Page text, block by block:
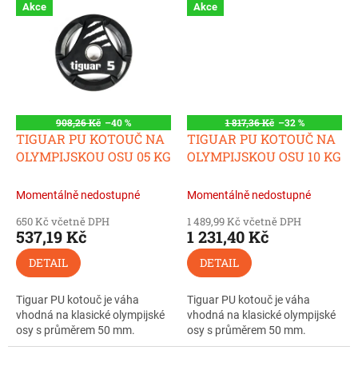
Akce
908,26 Kč –40 %
TIGUAR PU KOTOUČ NA
OLYMPIJSKOU OSU 05 KG
Momentálně nedostupné
650 Kč včetně DPH
537,19 Kč
DETAIL
Tiguar PU kotouč je váha
vhodná na klasické olympijské
osy s průměrem 50 mm.
Akce
1 817,36 Kč –32 %
TIGUAR PU KOTOUČ NA
OLYMPIJSKOU OSU 10 KG
Momentálně nedostupné
1 489,99 Kč včetně DPH
1 231,40 Kč
DETAIL
Tiguar PU kotouč je váha
vhodná na klasické olympijské
osy s průměrem 50 mm.